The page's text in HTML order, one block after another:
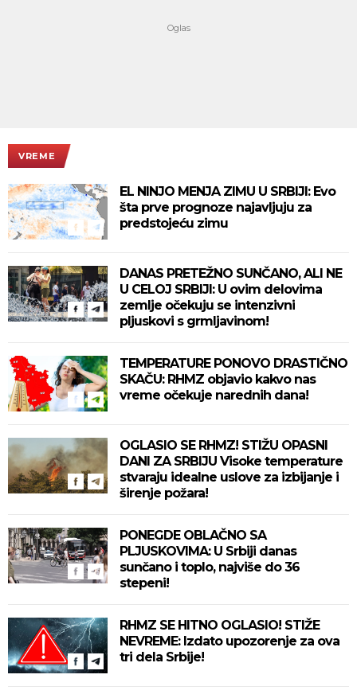
VREME
EL NINJO MENJA ZIMU U SRBIJI: Evo
šta prve prognoze najavljuju za
predstojeću zimu
DANAS PRETEŽNO SUNČANO, ALI NE
U CELOJ SRBIJI: U ovim delovima
zemlje očekuju se intenzivni
pljuskovi s grmljavinom!
TEMPERATURE PONOVO DRASTIČNO
SKAČU: RHMZ objavio kakvo nas
vreme očekuje narednih dana!
OGLASIO SE RHMZ! STIŽU OPASNI
DANI ZA SRBIJU Visoke temperature
stvaraju idealne uslove za izbijanje i
širenje požara!
PONEGDE OBLAČNO SA
PLJUSKOVIMA: U Srbiji danas
sunčano i toplo, najviše do 36
stepeni!
RHMZ SE HITNO OGLASIO! STIŽE
NEVREME: Izdato upozorenje za ova
tri dela Srbije!